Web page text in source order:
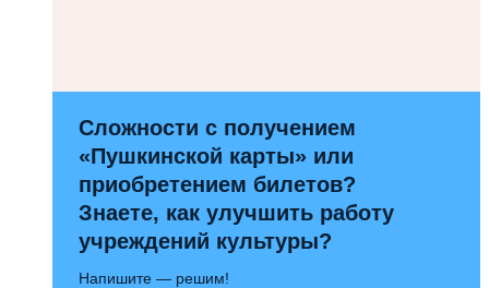
Сложности с получением
«Пушкинской карты» или
приобретением билетов?
Знаете, как улучшить работу
учреждений культуры?
Напишите — решим!